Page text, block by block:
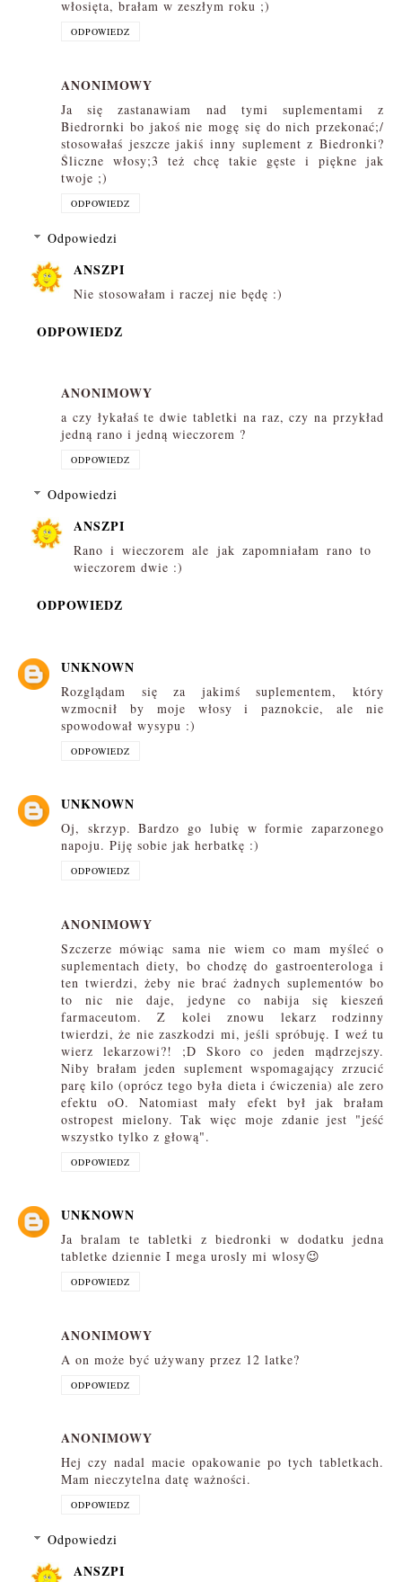
włosięta, brałam w zeszłym roku ;)
ODPOWIEDZ
ANONIMOWY
Ja się zastanawiam nad tymi suplementami z
Biedrornki bo jakoś nie mogę się do nich przekonać;/
stosowałaś jeszcze jakiś inny suplement z Biedronki?
Śliczne włosy;3 też chcę takie gęste i piękne jak
twoje ;)
ODPOWIEDZ
Odpowiedzi
ANSZPI
Nie stosowałam i raczej nie będę :)
ODPOWIEDZ
ANONIMOWY
a czy łykałaś te dwie tabletki na raz, czy na przykład
jedną rano i jedną wieczorem ?
ODPOWIEDZ
Odpowiedzi
ANSZPI
Rano i wieczorem ale jak zapomniałam rano to
wieczorem dwie :)
ODPOWIEDZ
UNKNOWN
Rozglądam się za jakimś suplementem, który
wzmocnił by moje włosy i paznokcie, ale nie
spowodował wysypu :)
ODPOWIEDZ
UNKNOWN
Oj, skrzyp. Bardzo go lubię w formie zaparzonego
napoju. Piję sobie jak herbatkę :)
ODPOWIEDZ
ANONIMOWY
Szczerze mówiąc sama nie wiem co mam myśleć o
suplementach diety, bo chodzę do gastroenterologa i
ten twierdzi, żeby nie brać żadnych suplementów bo
to nic nie daje, jedyne co nabija się kieszeń
farmaceutom. Z kolei znowu lekarz rodzinny
twierdzi, że nie zaszkodzi mi, jeśli spróbuję. I weź tu
wierz lekarzowi?! ;D Skoro co jeden mądrzejszy.
Niby brałam jeden suplement wspomagający zrzucić
parę kilo (oprócz tego była dieta i ćwiczenia) ale zero
efektu oO. Natomiast mały efekt był jak brałam
ostropest mielony. Tak więc moje zdanie jest "jeść
wszystko tylko z głową".
ODPOWIEDZ
UNKNOWN
Ja bralam te tabletki z biedronki w dodatku jedna
tabletke dziennie I mega urosly mi wlosy😉
ODPOWIEDZ
ANONIMOWY
A on może być używany przez 12 latke?
ODPOWIEDZ
ANONIMOWY
Hej czy nadal macie opakowanie po tych tabletkach.
Mam nieczytelna datę ważności.
ODPOWIEDZ
Odpowiedzi
ANSZPI